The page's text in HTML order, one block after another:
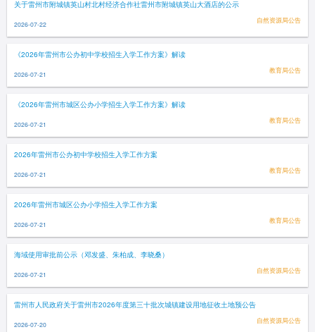
关于雷州市附城镇英山村北村经济合作社雷州市附城镇英山大酒店的公示
2026-07-22 自然资源局公告
《2026年雷州市公办初中学校招生入学工作方案》解读
2026-07-21 教育局公告
《2026年雷州市城区公办小学招生入学工作方案》解读
2026-07-21 教育局公告
2026年雷州市公办初中学校招生入学工作方案
2026-07-21 教育局公告
2026年雷州市城区公办小学招生入学工作方案
2026-07-21 教育局公告
海域使用审批前公示（邓发盛、朱柏成、李晓桑）
2026-07-21 自然资源局公告
雷州市人民政府关于雷州市2026年度第三十批次城镇建设用地征收土地预公告
2026-07-20 自然资源局公告